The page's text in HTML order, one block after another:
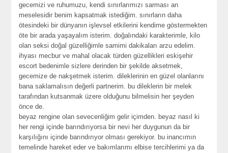
gecemizi ve ruhumuzu, kendi sınırlarımızı sarması an
meselesidir benim kapsatmak istediğim. sınırların daha
ötesindeki bir dünyanın işlevsel etkilerini kendime göstermekten
öte bir arada yaşayalım isterim. doğalındaki karakterimle, kilo
olan seksi doğal güzelliğimle samimi dakikaları arzu edelim.
ihyası mecbur ve mahal olacak türden güzellikleri eskişehir
escort bedenimle sizlere derinden bir şekilde aksetmek,
gecemize de nakşetmek isterim. dileklerinin en güzel olanlarını
bana saklamalısın değerli partnerim. bu dileklerin bir melek
tarafından kutsanmak üzere olduğunu bilmelisin her şeyden
önce de.
beyaz rengine olan sevecenliğim gelir içimden. beyaz nasıl ki
her rengi içinde barındırıyorsa bir nevi her duygunun da bir
karşılığını içinde barındırıyor olması gerekiyor. bu inancımın
temelinde hareket eder ve bakımlarımı elbise tercihlerimi ya da